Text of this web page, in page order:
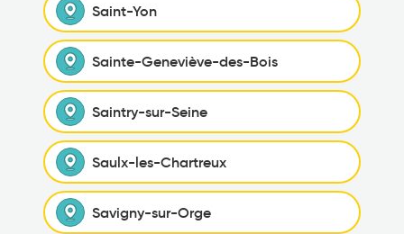
Saint-Yon
Sainte-Geneviève-des-Bois
Saintry-sur-Seine
Saulx-les-Chartreux
Savigny-sur-Orge